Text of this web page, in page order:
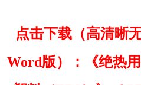
点击下载（高清晰
Word版）：《绝热